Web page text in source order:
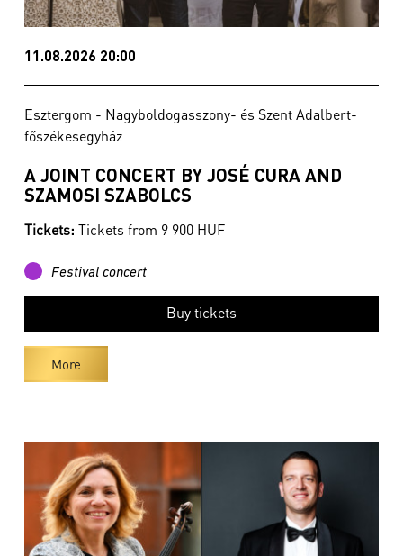
11.08.2026 20:00
Esztergom - Nagyboldogasszony- és Szent Adalbert-
főszékesegyház
A JOINT CONCERT BY JOSÉ CURA AND
SZAMOSI SZABOLCS
Tickets: Tickets from 9 900 HUF
Festival concert
Buy tickets
More